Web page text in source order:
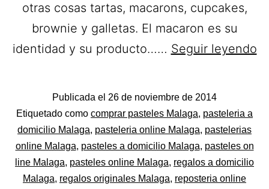
otras cosas tartas, macarons, cupcakes,
brownie y galletas. El macaron es su
identidad y su producto…… Seguir leyendo
Publicada el 26 de noviembre de 2014
Categorizado
como
Pastelerías
Asociadas
Apanymantel
Etiquetado como comprar pasteles Malaga, pasteleria a
domicilio Malaga, pasteleria online Malaga, pastelerias
online Malaga, pasteles a domicilio Malaga, pasteles on
line Malaga, pasteles online Malaga, regalos a domicilio
Malaga, regalos originales Malaga, reposteria online